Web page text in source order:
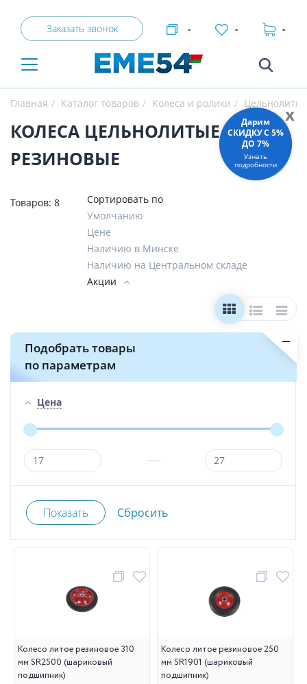
Заказать звонок - - -
Главная Каталог товаров Колеса и ролики
КОЛЕСА ЦЕЛЬНОЛИТЫЕ
РЕЗИНОВЫЕ
Товаров: 8
Сортировать по
Умолчанию
Цене
Наличию в Минске
Наличию на Центральном складе
Акции
Подобрать товары
по параметрам
Цена
Колесо литое резиновое 310
мм SR2500 (шариковый
подшипник)
Колесо литое резиновое 250
мм SR1901 (шариковый
подшипник)
x
Дарим
СКИДКУ C 5%
ДО 7%
Узнать
подробности